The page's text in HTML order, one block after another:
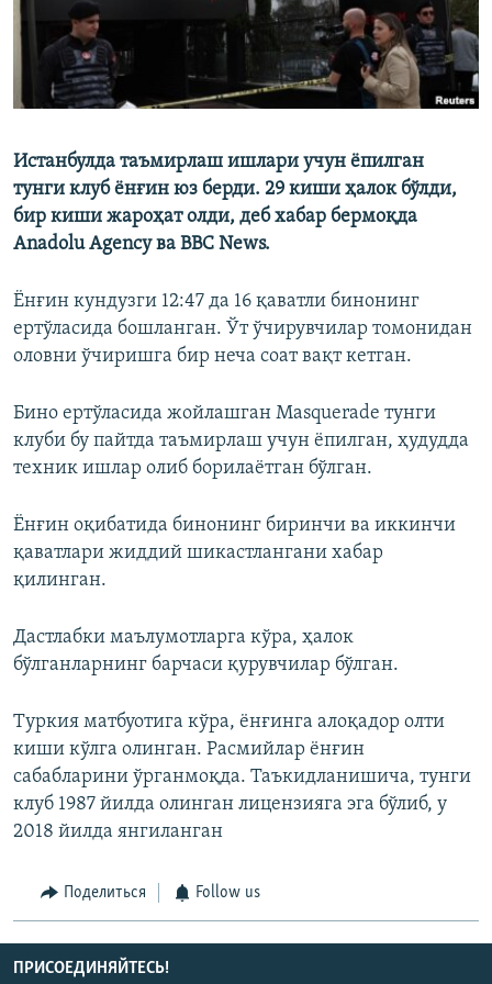
Истанбулда таъмирлаш ишлари учун ёпилган
тунги клуб ёнғин юз берди. 29 киши ҳалок бўлди,
бир киши жароҳат олди, деб хабар бермоқда
Anadolu Agency ва BBC News.
Ёнғин кундузги 12:47 да 16 қаватли бинонинг
ертўласида бошланган. Ўт ўчирувчилар томонидан
оловни ўчиришга бир неча соат вақт кетган.
Бино ертўласида жойлашган Masquerade тунги
клуби бу пайтда таъмирлаш учун ёпилган, ҳудудда
техник ишлар олиб борилаётган бўлган.
Ёнғин оқибатида бинонинг биринчи ва иккинчи
қаватлари жиддий шикастлангани хабар
қилинган.
Дастлабки маълумотларга кўра, ҳалок
бўлганларнинг барчаси қурувчилар бўлган.
Tуркия матбуотига кўра, ёнғинга алоқадор олти
киши кўлга олинган. Расмийлар ёнғин
сабабларини ўрганмоқда. Таъкидланишича, тунги
клуб 1987 йилда олинган лицензияга эга бўлиб, у
2018 йилда янгиланган
Поделиться Follow us
ПРИСОЕДИНЯЙТЕСЬ!